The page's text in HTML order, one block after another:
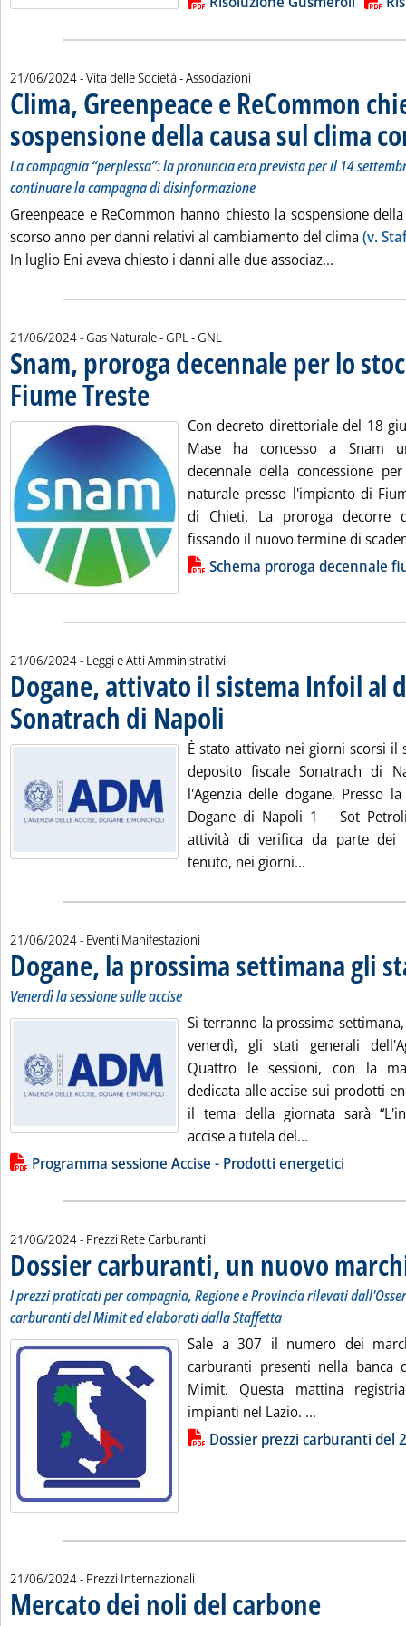
21/06/2024- Vita delle Società - Associazioni
Clima, Greenpeace e ReCommon
sospensione della causa sul clima
La compagnia “perplessa”: la pronuncia era prevista per il 14
continuare la campagna di disinformazione
Greenpeace e ReCommon hanno chiesto la sospensione
scorso anno per danni relativi al cambiamento del clima(v.
In luglio Eni aveva chiesto i danni alle due associaz...
21/06/2024- Gas Naturale - GPL - GNL
Snam, proroga decennale per lo
Fiume Treste. Pubblicata venerdì 21 giugno 2024 alle 10.28.
Con decreto direttoriale del 18
Mase ha concesso a Snam
decennale della concessione
naturale presso l'impianto di
di Chieti. La proroga decorre
fissando il nuovo termine di
Lista allegati PDF alla notiziaSchema proroga decennale
21/06/2024- Leggi e Atti Amministrativi
Dogane, attivato il sistema Infoil al
Sonatrach di Napoli
È stato attivato nei giorni scorsi il
deposito fiscale Sonatrach di
l'Agenzia delle dogane. Presso
Dogane di Napoli 1 – Sot
attività di verifica da parte dei
tenuto, nei giorni...
21/06/2024- Eventi Manifestazioni
Dogane, la prossima settimana gli
Venerdì la sessione sulle accise
Si terranno la prossima
venerdì, gli stati generali
Quattro le sessioni, con la
dedicata alle accise sui prodotti
il tema della giornata sarà
accise a tutela del...
Lista allegati PDF alla notizia
Programma sessione Accise - Prodotti energetici
21/06/2024- Prezzi Rete Carburanti
Dossier carburanti, un nuovo
I prezzi praticati per compagnia, Regione e Provincia rilevati
carburanti del Mimit ed elaborati dalla Staffetta
Sale a 307 il numero dei
carburanti presenti nella banca
Mimit. Questa mattina
impianti nel Lazio. ...
Lista allegati PDF alla notiziaDossier prezzi carburanti del
21/06/2024- Prezzi Internazionali
Mercato dei noli del carbone